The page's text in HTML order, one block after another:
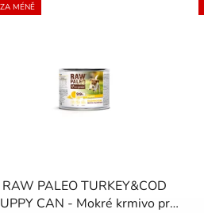
MÉNĚ
RAW PALEO TURKEY&COD
CAN - Mokré krmivo pro